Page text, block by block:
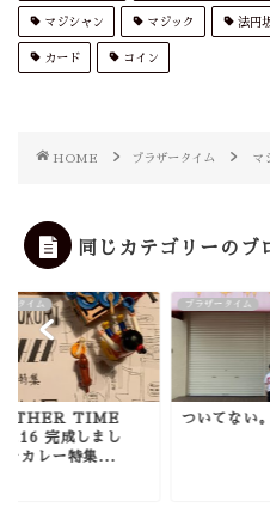
マジシャン マジック 法円
カード コイン
HOME ブラザータイム マ
同じカテゴリーのブ
ータイム
TIME
完成しまし
～カレー特集...
ブラザータイム
ついてない。